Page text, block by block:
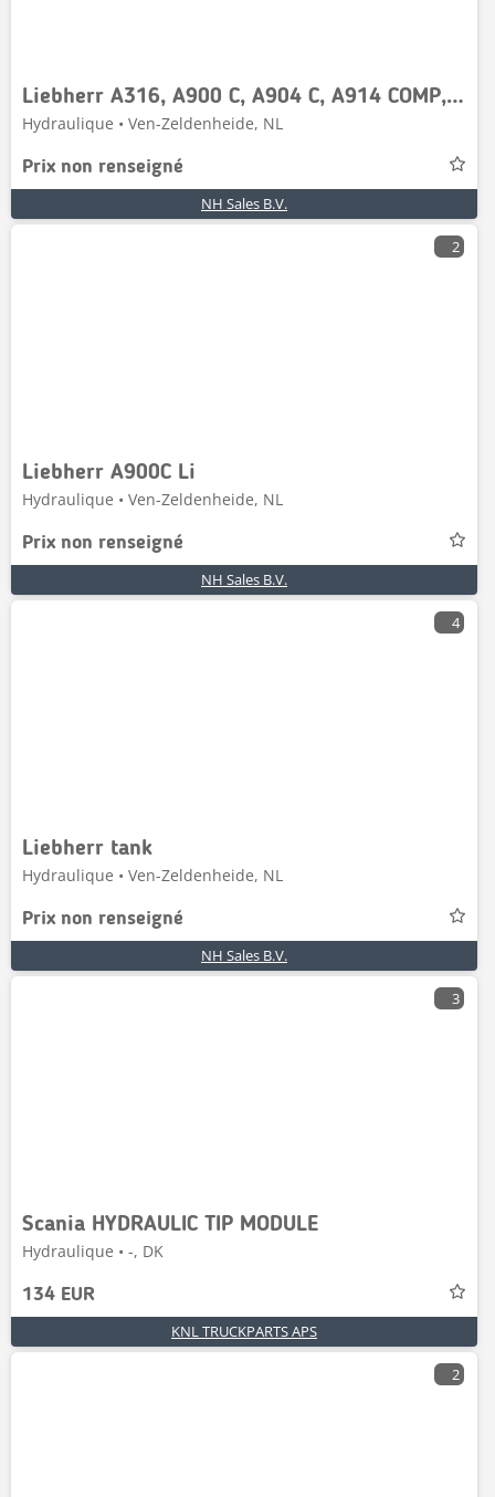
Liebherr A316, A900 C, A904 C, A914 COMP, A914, A916, A918
Hydraulique • Ven-Zeldenheide, NL
Prix non renseigné
NH Sales B.V.
2
Liebherr A900C Li
Hydraulique • Ven-Zeldenheide, NL
Prix non renseigné
NH Sales B.V.
4
Liebherr tank
Hydraulique • Ven-Zeldenheide, NL
Prix non renseigné
NH Sales B.V.
3
Scania HYDRAULIC TIP MODULE
Hydraulique • -, DK
134 EUR
KNL TRUCKPARTS APS
2